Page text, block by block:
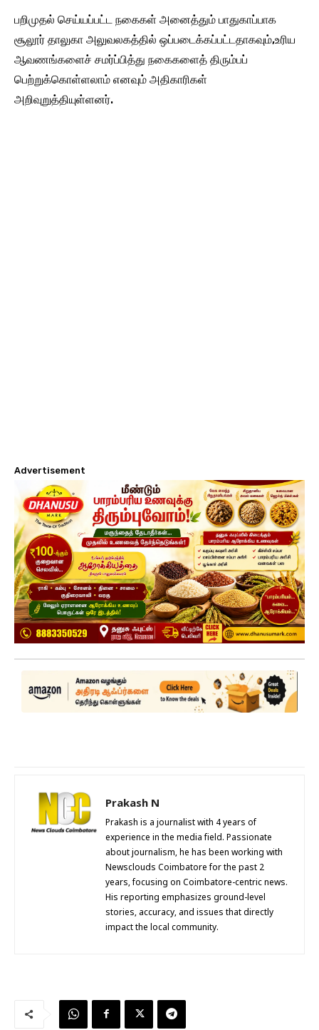
பறிமுதல் செய்யப்பட்ட நகைகள் அனைத்தும் பாதுகாப்பாக
சூலூர் தாலுகா அலுவலகத்தில் ஒப்படைக்கப்பட்டதாகவும்,உரிய
ஆவணங்களைச் சமர்ப்பித்து நகைகளைத் திரும்பப்
பெற்றுக்கொள்ளலாம் எனவும் அதிகாரிகள்
அறிவுறுத்தியுள்ளனர்.
Advertisement
Prakash N
Prakash is a journalist with 4 years of
experience in the media field. Passionate
about journalism, he has been working with
Newsclouds Coimbatore for the past 2
years, focusing on Coimbatore-centric news.
His reporting emphasizes ground-level
stories, accuracy, and issues that directly
impact the local community.